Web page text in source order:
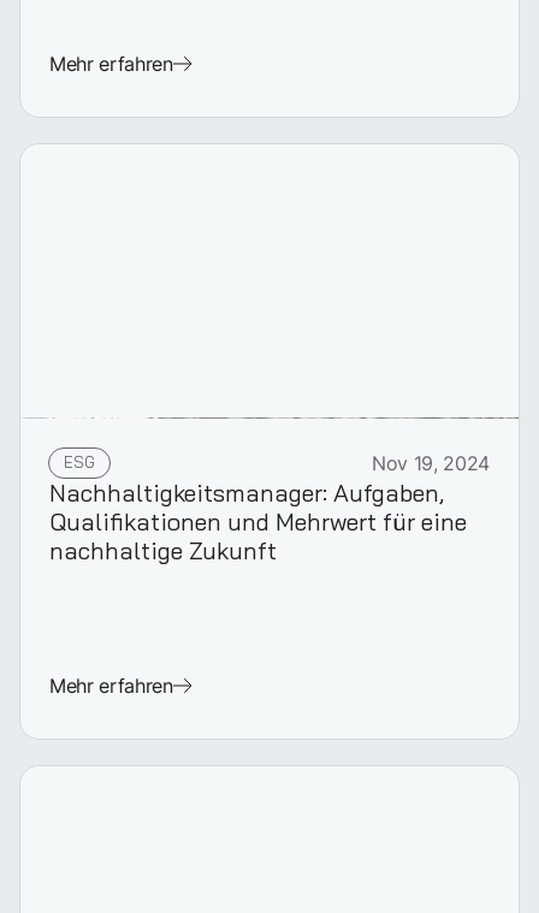
Mehr erfahren
ESG Nov 19, 2024
Nach­haltig­keits­manager: Aufgaben,
Qualifikationen und Mehrwert für eine
nachhaltige Zukunft
Mehr erfahren